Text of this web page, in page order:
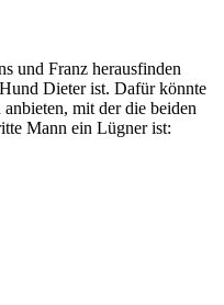
und Franz herausfinden
Dieter ist. Dafür könnte
mit der die beiden
Mann ein Lügner ist: